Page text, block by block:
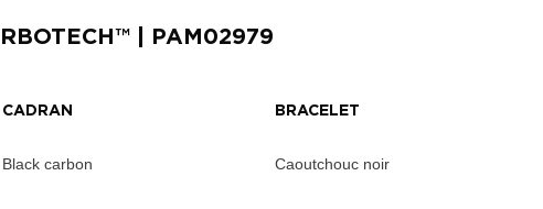
| PAM02979
CADRAN
Black carbon
BRACELET
Caoutchouc noir